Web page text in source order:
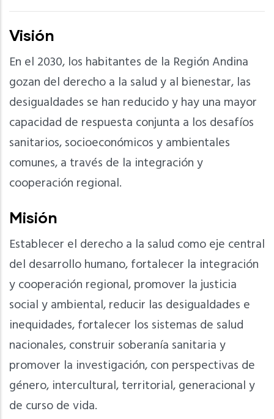
Visión
En el 2030, los habitantes de la Región Andina
gozan del derecho a la salud y al bienestar, las
desigualdades se han reducido y hay una mayor
capacidad de respuesta conjunta a los desafíos
sanitarios, socioeconómicos y ambientales
comunes, a través de la integración y
cooperación regional.
Misión
Establecer el derecho a la salud como eje central
del desarrollo humano, fortalecer la integración
y cooperación regional, promover la justicia
social y ambiental, reducir las desigualdades e
inequidades, fortalecer los sistemas de salud
nacionales, construir soberanía sanitaria y
promover la investigación, con perspectivas de
género, intercultural, territorial, generacional y
de curso de vida.